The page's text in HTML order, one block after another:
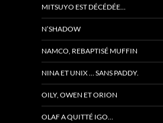
MITSUYO EST DÉCÉDÉE…
N’SHADOW
NAMCO, REBAPTISÉ MUFFIN
NINA ET UNIX … SANS PADDY.
OILY, OWEN ET ORION
OLAF A QUITTÉ IGO…